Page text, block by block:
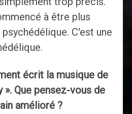
à être plus
C'est une
écrit la musique de
». Que pensez-vous de
amélioré ?